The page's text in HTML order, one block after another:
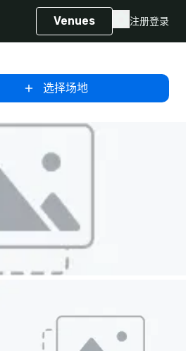
Venues 注册登录
选择场地